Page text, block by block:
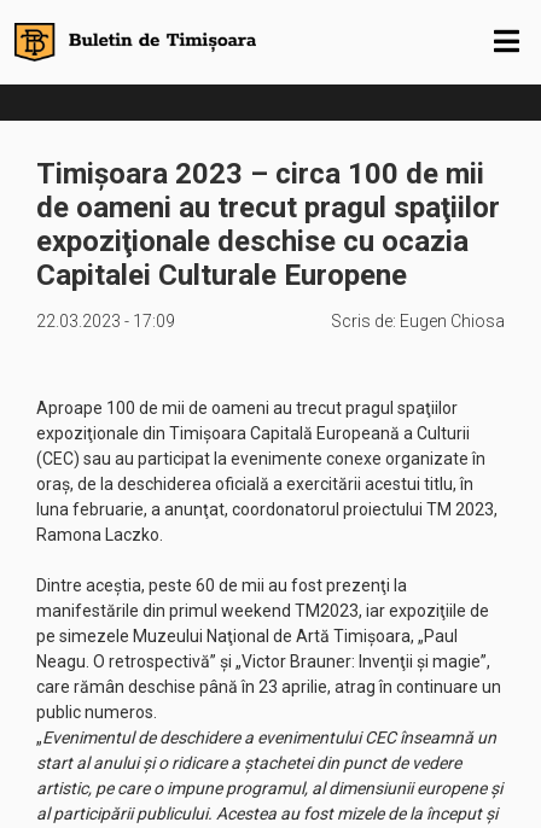
Timișoara 2023 – circa 100 de mii
de oameni au trecut pragul spaţiilor
expoziţionale deschise cu ocazia
Capitalei Culturale Europene
22.03.2023 - 17:09 Scris de: Eugen Chiosa
Aproape 100 de mii de oameni au trecut pragul spaţiilor
expoziţionale din Timişoara Capitală Europeană a Culturii
(CEC) sau au participat la evenimente conexe organizate în
oraş, de la deschiderea oficială a exercitării acestui titlu, în
luna februarie, a anunţat, coordonatorul proiectului TM 2023,
Ramona Laczko.
Dintre aceştia, peste 60 de mii au fost prezenţi la
manifestările din primul weekend TM2023, iar expoziţiile de
pe simezele Muzeului Naţional de Artă Timişoara, „Paul
Neagu. O retrospectivă” şi „Victor Brauner: Invenţii şi magie”,
care rămân deschise până în 23 aprilie, atrag în continuare un
public numeros.
„Evenimentul de deschidere a evenimentului CEC înseamnă un
start al anului şi o ridicare a ştachetei din punct de vedere
artistic, pe care o impune programul, al dimensiunii europene şi
al participării publicului. Acestea au fost mizele de la început şi